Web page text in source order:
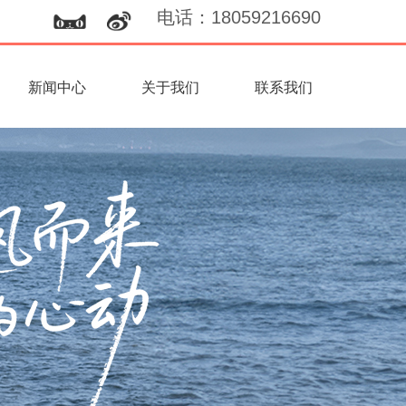
电话 ： 18059216690
新闻中心 关于我们 联系我们